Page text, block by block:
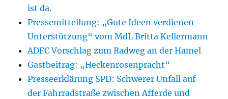
ist da.
Pressemitteilung: „Gute Ideen verdienen
Unterstützung“ vom MdL Britta Kellermann
ADFC Vorschlag zum Radweg an der Hamel
Gastbeitrag: „Heckenrosenpracht“
Presseerklärung SPD: Schwerer Unfall auf
der Fahrradstraße zwischen Afferde und